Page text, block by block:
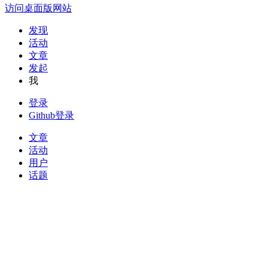
访问桌面版网站
发现
活动
文章
发起
我
登录
Github登录
文章
活动
用户
话题